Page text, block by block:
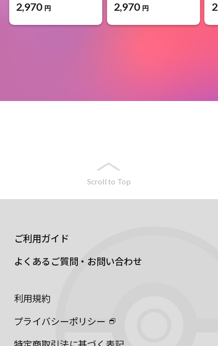
2,970 円 2,970 円
Scroll to Top
ご利用ガイド
よくあるご質問・お問い合わせ
利用規約
プライバシーポリシー